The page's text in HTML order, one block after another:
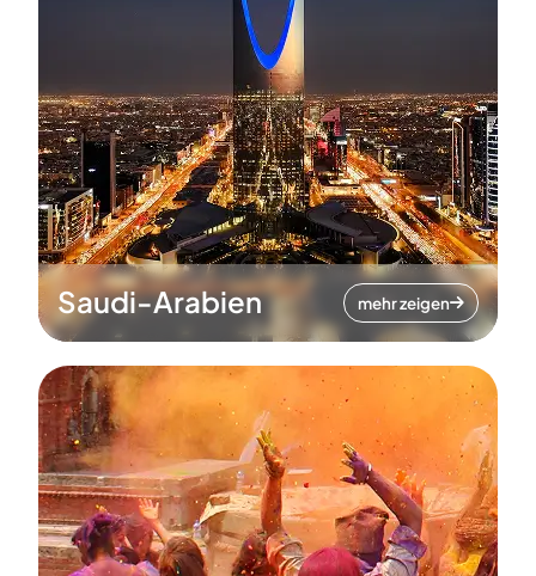
Saudi-Arabien mehr zeigen